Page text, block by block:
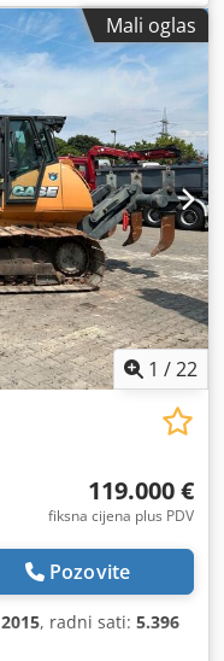
Mali oglas
1 /22
119.000 €
fiksna cijena plus PDV
Pozovite
2015, radni sati: 5.396